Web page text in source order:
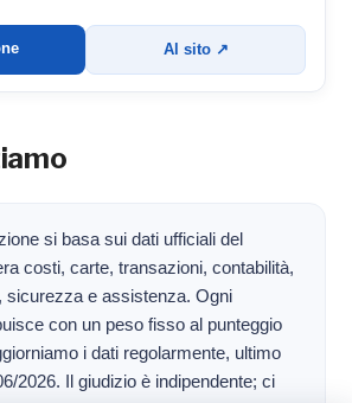
Al sito ↗
si basa sui dati ufficiali del
costi, carte, transazioni, contabilità,
sicurezza e assistenza. Ogni
con un peso fisso al punteggio
i dati regolarmente, ultimo
2026. Il giudizio è indipendente; ci